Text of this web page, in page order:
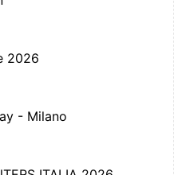
2026
- Milano